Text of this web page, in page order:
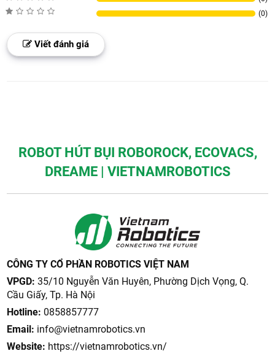
(0)
Viết đánh giá
ROBOT HÚT BỤI ROBOROCK, ECOVACS,
DREAME | VIETNAMROBOTICS
CÔNG TY CỔ PHẦN ROBOTICS VIỆT NAM
VPGD: 35/10 Nguyễn Văn Huyên, Phường Dịch Vọng, Q.
Cầu Giấy, Tp. Hà Nội
Hotline: 0858857777
Email: info@vietnamrobotics.vn
Website: https://vietnamrobotics.vn/